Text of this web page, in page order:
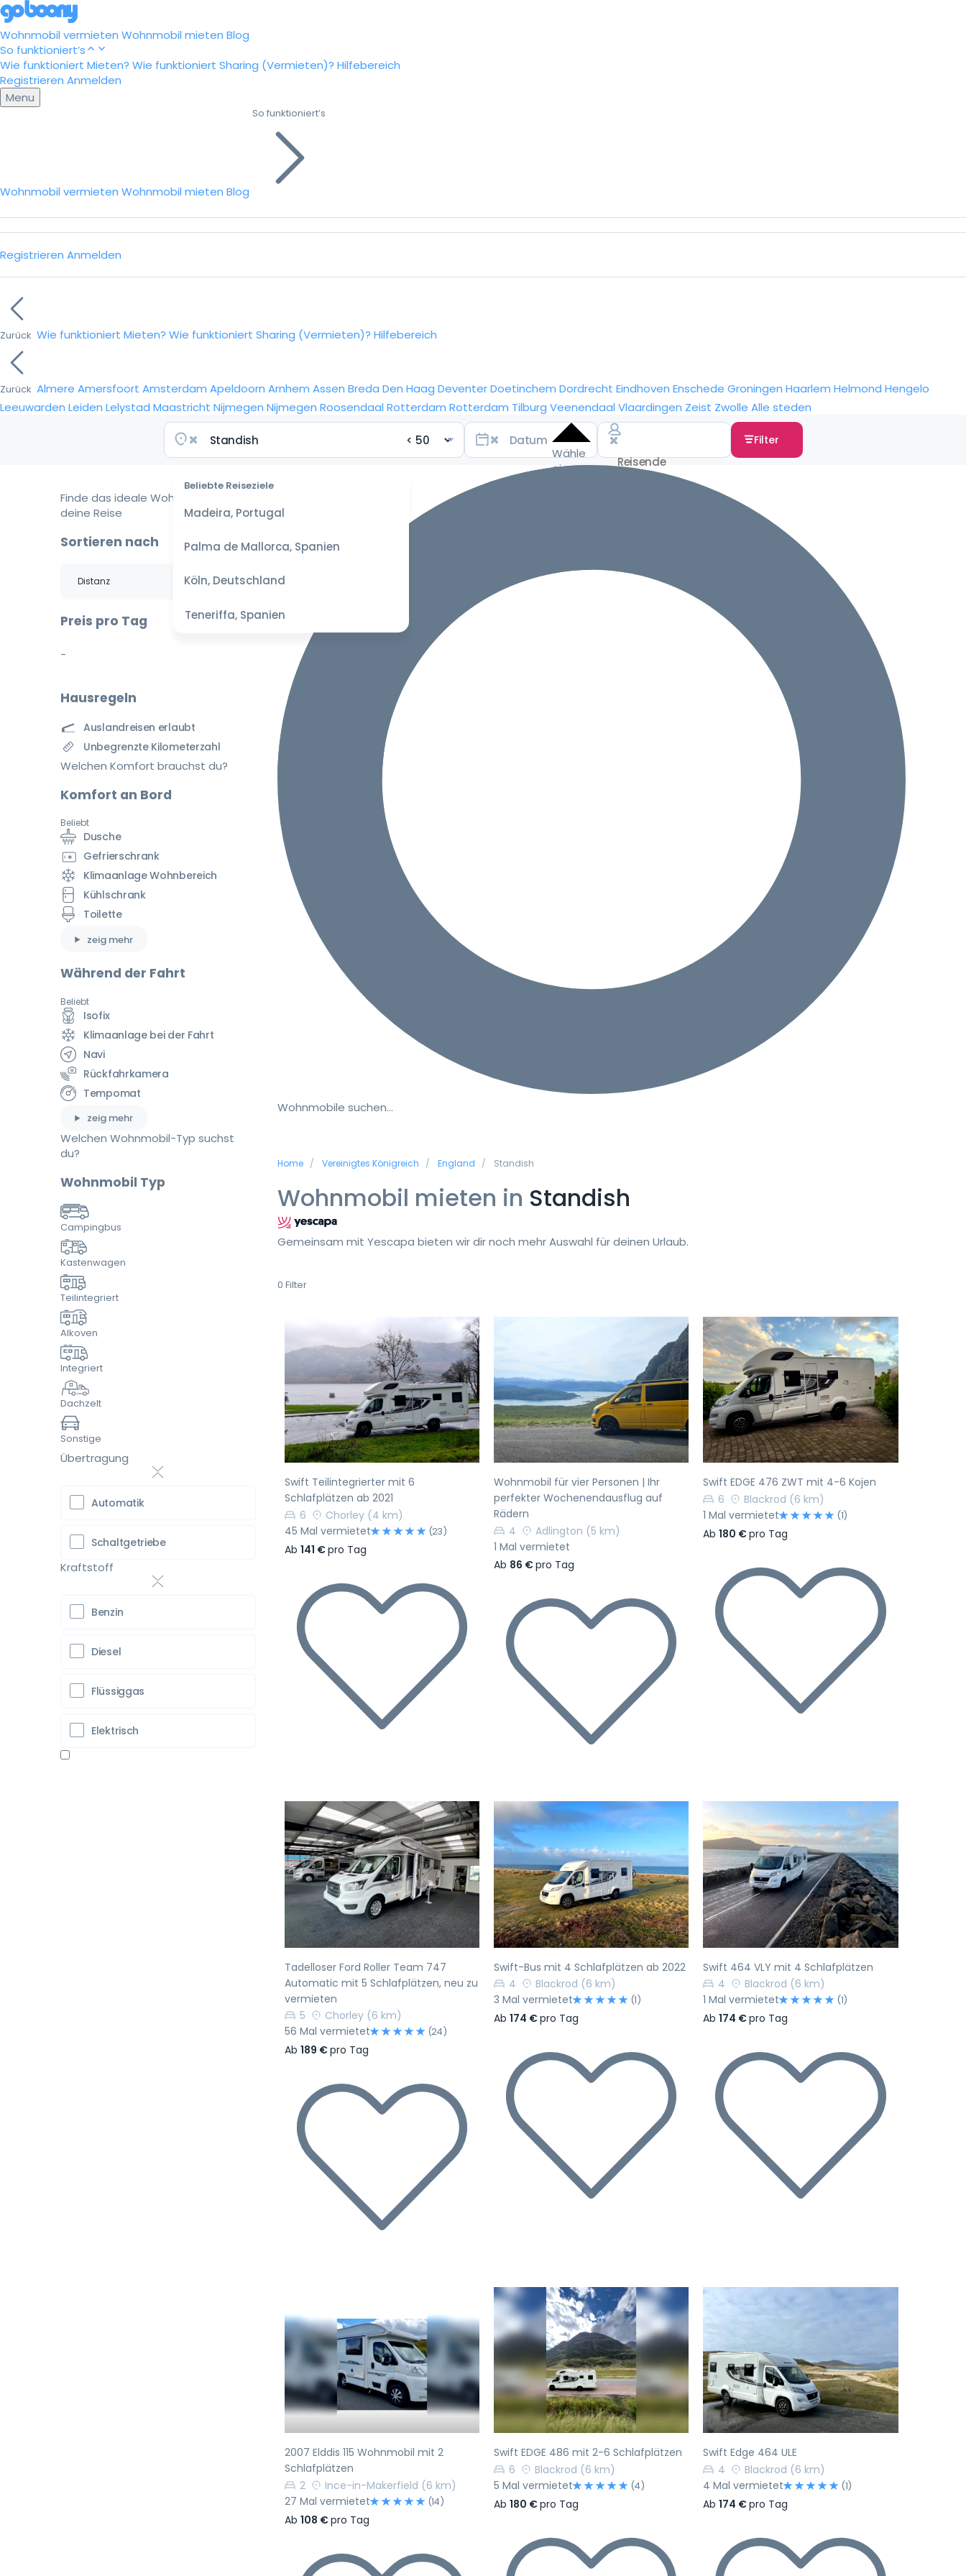
Wohnmobil vermieten Wohnmobil mieten Blog
So funktioniert’s
Wie funktioniert Mieten? Wie funktioniert Sharing (Vermieten)? Hilfebereich
Registrieren Anmelden
Menu
Wohnmobil vermieten Wohnmobil mieten Blog
So funktioniert’s
Registrieren Anmelden
Zurück Wie funktioniert Mieten? Wie funktioniert Sharing (Vermieten)? Hilfebereich
Zurück Almere Amersfoort Amsterdam Apeldoorn Arnhem Assen Breda Den Haag DeventerDoetinchem Dordrecht Eindhoven Enschede Groningen Haarlem Helmond Hengelo
Leeuwarden Leiden Lelystad Maastricht Nijmegen Nijmegen Roosendaal Rotterdam Rotterdam Tilburg Veenendaal Vlaardingen Zeist Zwolle Alle steden
Beliebte Reiseziele
Madeira, Portugal
Palma de Mallorca, Spanien
Köln, Deutschland
Teneriffa, Spanien
Wähle
ein
Filter
Wohnmobile suchen…
Home Vereinigtes Königreich England Standish
Wohnmobil mieten in Standish
Gemeinsam mit Yescapa bieten wir dir noch mehr Auswahl für deinen Urlaub.
0 Filter
Vorherige Nächste
Swift Teilintegrierter mit 6
Schlafplätzen ab 2021
6
Chorley (4 km)
45 Mal vermietet
(23)
Ab 141 €pro Tag
Vorherige Nächste
Wohnmobil für vier Personen | Ihr
perfekter Wochenendausflug auf
Rädern
4
Adlington (5 km)
1 Mal vermietet
Ab 86 €pro Tag
Vorherige Nächste
Swift EDGE 476 ZWT mit 4-6 Kojen
6
Blackrod (6 km)
1 Mal vermietet
(1)
Ab180 €pro Tag
Vorherige Nächste
Tadelloser Ford Roller Team 747
Automatic mit 5 Schlafplätzen, neu zu
vermieten
5
Chorley (6 km)
56 Mal vermietet
(24)
Ab 189 €pro Tag
Vorherige Nächste
Swift-Bus mit 4 Schlafplätzen ab 2022
4
Blackrod (6 km)
3 Mal vermietet
(1)
Ab 174 €pro Tag
Vorherige Nächste
Swift 464 VLY mit 4 Schlafplätzen
4
Blackrod (6 km)
1 Mal vermietet
(1)
Ab174 €pro Tag
Vorherige Nächste
2007 Elddis 115 Wohnmobil mit 2
Schlafplätzen
2
Ince-in-Makerfield (6 km)
27 Mal vermietet
(14)
Ab 108 €pro Tag
Vorherige Nächste
Swift EDGE 486 mit 2-6 Schlafplätzen
6
Blackrod (6 km)
5 Mal vermietet
(4)
Ab 180 €pro Tag
Vorherige Nächste
Swift Edge 464 ULE
4
Blackrod (6 km)
4 Mal vermietet
(1)
Ab174 €pro Tag
Finde das ideale Wohnmobil für
deine Reise
Sortieren nach
Preis pro Tag
-
Hausregeln
Auslandreisen erlaubt
Unbegrenzte Kilometerzahl
Welchen Komfort brauchst du?
Komfort an Bord
Beliebt
Dusche
Gefrierschrank
Klimaanlage Wohnbereich
Kühlschrank
Toilette
zeig mehr
Während der Fahrt
Beliebt
Isofix
Klimaanlage bei der Fahrt
Navi
Rückfahrkamera
Tempomat
zeig mehr
Welchen Wohnmobil-Typ suchst
du?
Wohnmobil Typ
Campingbus
Kastenwagen
Teilintegriert
Alkoven
Integriert
Dachzelt
Sonstige
Übertragung
Automatik
Schaltgetriebe
Kraftstoff
Benzin
Diesel
Flüssiggas
Elektrisch